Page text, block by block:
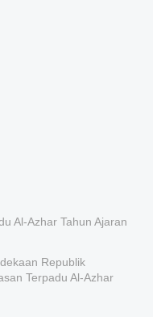
Al-Azhar Tahun Ajaran
Republik
Terpadu Al-Azhar